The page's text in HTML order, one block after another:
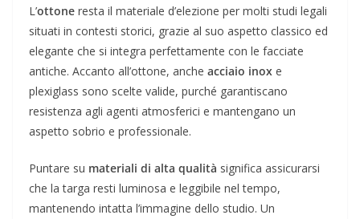
L’ottone resta il materiale d’elezione per molti studi legali
situati in contesti storici, grazie al suo aspetto classico ed
elegante che si integra perfettamente con le facciate
antiche. Accanto all’ottone, anche acciaio inox e
plexiglass sono scelte valide, purché garantiscano
resistenza agli agenti atmosferici e mantengano un
aspetto sobrio e professionale.
Puntare su materiali di alta qualità significa assicurarsi
che la targa resti luminosa e leggibile nel tempo,
mantenendo intatta l’immagine dello studio. Un